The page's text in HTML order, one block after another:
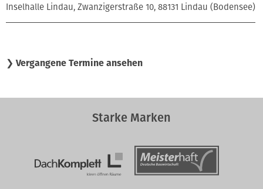
Inselhalle Lindau, Zwanzigerstraße 10, 88131 Lindau (Bodensee)
❯ Vergangene Termine ansehen
Starke Marken